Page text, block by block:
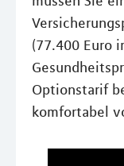
(77.400 Euro
Optionstarif
komfortabel